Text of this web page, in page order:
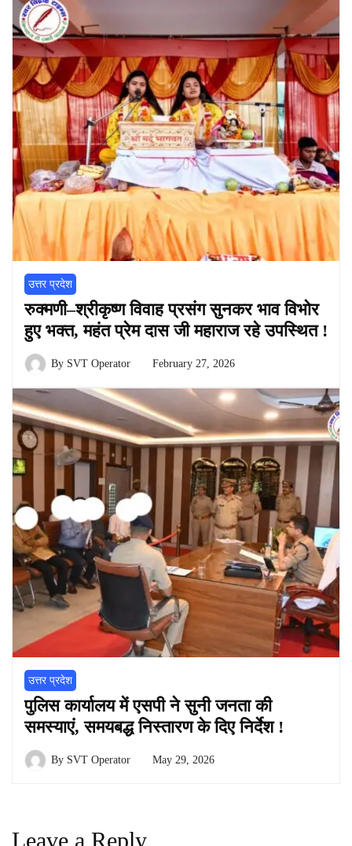
उत्तर प्रदेश
रुक्मणी–श्रीकृष्ण विवाह प्रसंग सुनकर भाव विभोर
हुए भक्त, महंत प्रेम दास जी महाराज रहे उपस्थित !
By SVT Operator February 27, 2026
उत्तर प्रदेश
पुलिस कार्यालय में एसपी ने सुनी जनता की
समस्याएं, समयबद्ध निस्तारण के दिए निर्देश !
By SVT Operator May 29, 2026
Leave a Reply